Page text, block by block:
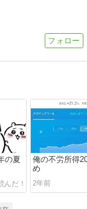
の夏
俺の不労所得
め
2年前